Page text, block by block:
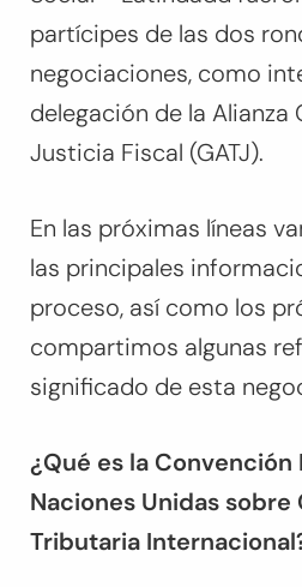
partícipes de las dos
negociaciones, como
delegación de la Alianza
Justicia Fiscal (GATJ).
En las próximas líneas
las principales
proceso, así como los
compartimos algunas
significado de esta
¿Qué es la Convención
Naciones Unidas
Tributaria